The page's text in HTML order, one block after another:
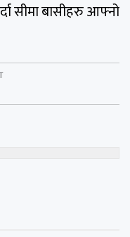
सीमा बासीहरु आफ्नो